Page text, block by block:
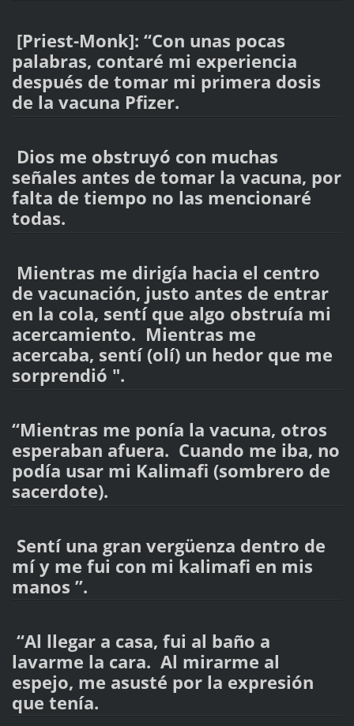
[Priest-Monk]: “Con unas pocas
palabras, contaré mi experiencia
después de tomar mi primera dosis
de la vacuna Pfizer.
Dios me obstruyó con muchas
señales antes de tomar la vacuna, por
falta de tiempo no las mencionaré
todas.
Mientras me dirigía hacia el centro
de vacunación, justo antes de entrar
en la cola, sentí que algo obstruía mi
acercamiento. Mientras me
acercaba, sentí (olí) un hedor que me
sorprendió ".
“Mientras me ponía la vacuna, otros
esperaban afuera. Cuando me iba, no
podía usar mi Kalimafi (sombrero de
sacerdote).
Sentí una gran vergüenza dentro de
mí y me fui con mi kalimafi en mis
manos ”.
“Al llegar a casa, fui al baño a
lavarme la cara. Al mirarme al
espejo, me asusté por la expresión
que tenía.